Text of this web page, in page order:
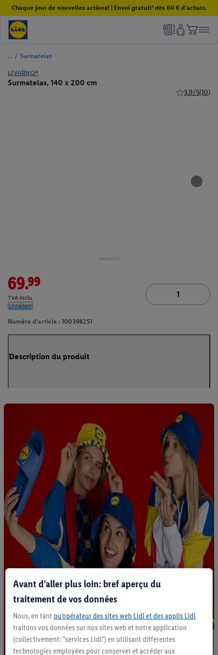
Chaque jour de nouvelles actions! | Envoi gratuit¹ dès 60 € d'achats.
/ Surmatelas
LIVARNO®
Surmatelas, 140 x 200 cm
3.9/5(10)
69.99
TVA inclu.
Livraison
Numéro d'article : 100398251
Description du produit
Avant d'aller plus loin: bref aperçu du
traitement de vos données
Nous, en tant qu’opérateur des sites web Lidl et des applis Lidl
traitons vos données sur nos sites web et notre application
(collectivement: "services Lidl") en utilisant différentes
technologies employées pour conserver et accéder aux